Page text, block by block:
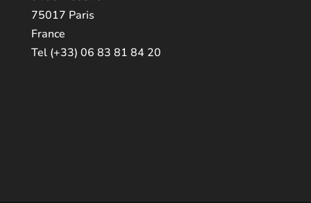
75017 Paris
France
Tel (+33) 06 83 81 84 20